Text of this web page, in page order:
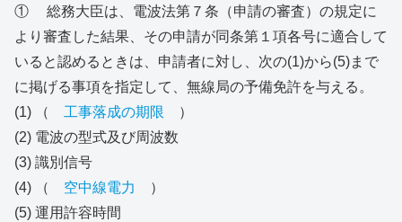
① 総務大臣は、電波法第７条（申請の審査）の規定に
より審査した結果、その申請が同条第１項各号に適合して
いると認めるときは、申請者に対し、次の(1)から(5)まで
に掲げる事項を指定して、無線局の予備免許を与える。
(1) （ 工事落成の期限 ）
(2) 電波の型式及び周波数
(3) 識別信号
(4) （ 空中線電力
）
(5) 運用許容時間